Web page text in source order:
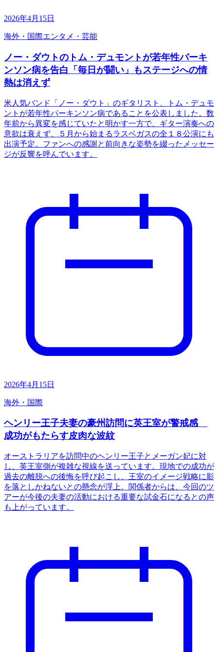
2026年4月15日
海外・国際エンタメ・芸能
ノー・ダウトのトム・デュモントが若年性パーキ
ンソン病を告白「毎日が闘い」もステージへの情
熱は消えず
米人気バンド「ノー・ダウト」のギタリスト、トム・デュモ
ントが若年性パーキンソン病であることを公表しました。数
年前から異変を感じていたと明かす一方で、ギター演奏への
意欲は衰えず、５月から始まるラスベガスの全１８公演にも
出演予定。ファンへの感謝と前向きな姿勢を綴ったメッセー
ジが反響を呼んでいます。
2026年4月15日
海外・国際
ヘンリー王子夫妻の豪州訪問に英王室が警戒感
成功がもたらす皮肉な波紋
オーストラリアを訪問中のヘンリー王子とメーガン妃に対
し、英王室側が複雑な視線を送っています。現地での成功が
過去の離脱への後悔を呼び起こし、王室のイメージ戦略に影
を落としかねないとの懸念が浮上。関係者からは、今回のツ
アーが今後の夫妻の活動における重要な試金石になるとの声
も上がっています。